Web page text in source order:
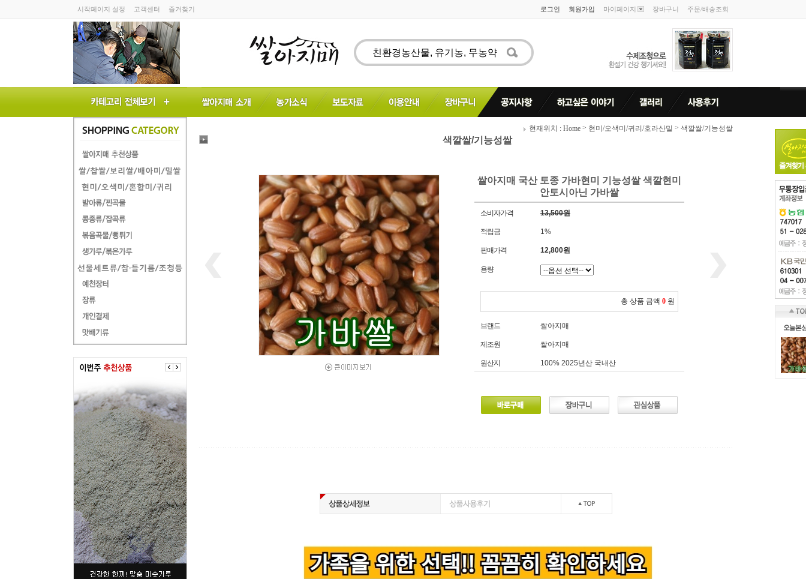
시작페이지 설정 고객센터 즐겨찾기 로그인 회원가입 마이페이지 장바구니 주문/배송조회
현재위치 : Home > 현미/오색미/귀리/호라산밀 > 색깔쌀/기능성쌀
색깔쌀/기능성쌀
쌀아지매 국산 토종 가바현미 기능성쌀 색깔현미
안토시아닌 가바쌀
소비자가격 13,500원
적립금 1%
판매가격 12,800원
용량
총 상품 금액 0 원
브랜드 쌀아지매
제조원 쌀아지매
원산지 100% 2025년산 국내산